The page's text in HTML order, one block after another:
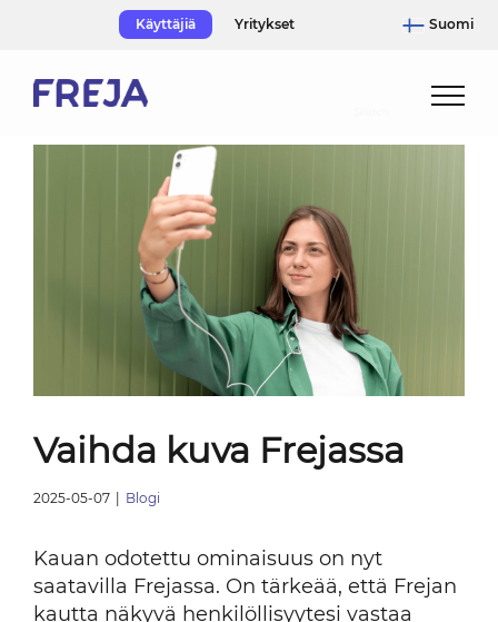
Käyttäjiä Yritykset Suomi
Vaihda kuva Frejassa
2025-05-07 Blogi
Kauan odotettu ominaisuus on nyt
saatavilla Frejassa. On tärkeää, että Frejan
kautta näkyvä henkilöllisyytesi vastaa